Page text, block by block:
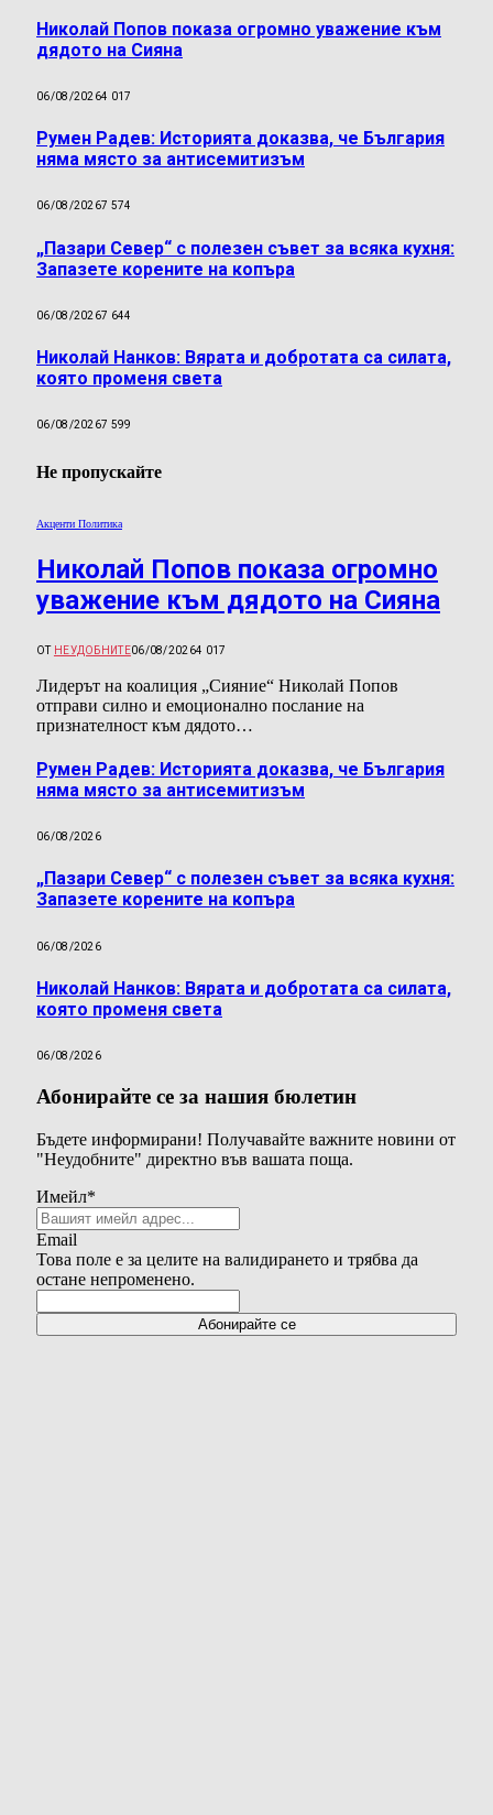
Николай Попов показа огромно уважение към
дядото на Сияна
06/08/20264 017
Румен Радев: Историята доказва, че България
няма място за антисемитизъм
06/08/20267 574
„Пазари Север“ с полезен съвет за всяка кухня:
Запазете корените на копъра
06/08/20267 644
Николай Нанков: Вярата и добротата са силата,
която променя света
06/08/20267 599
Не пропускайте
Акценти Политика
Николай Попов показа огромно
уважение към дядото на Сияна
ОТ НЕУДОБНИТЕ06/08/20264 017
Лидерът на коалиция „Сияние“ Николай Попов
отправи силно и емоционално послание на
признателност към дядото…
Румен Радев: Историята доказва, че България
няма място за антисемитизъм
06/08/2026
„Пазари Север“ с полезен съвет за всяка кухня:
Запазете корените на копъра
06/08/2026
Николай Нанков: Вярата и добротата са силата,
която променя света
06/08/2026
Абонирайте се за нашия бюлетин
Бъдете информирани! Получавайте важните новини от
"Неудобните" директно във вашата поща.
Имейл*
Email
Това поле е за целите на валидирането и трябва да
остане непроменено.